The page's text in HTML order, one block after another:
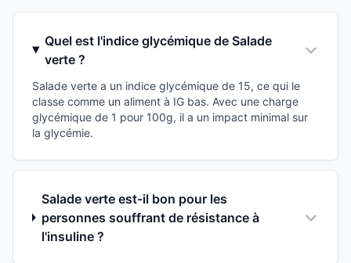
Quel est l'indice glycémique de Salade
verte ?
Salade verte a un indice glycémique de 15, ce qui le
classe comme un aliment à IG bas. Avec une charge
glycémique de 1 pour 100g, il a un impact minimal sur
la glycémie.
Salade verte est-il bon pour les
personnes souffrant de résistance à
l'insuline ?